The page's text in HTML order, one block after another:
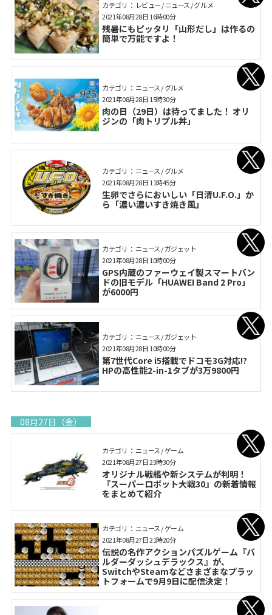
カテゴリ： レビュー / ニュース / グルメ
残暑にもピッタリ「山形だし」は作るの
簡単で万能ですよ！
2021年08月28日 16時00分
カテゴリ： ニュース / グルメ
肉の日（29日）は待ってました！ オリ
ジンの「肉トリプル丼」
2021年08月28日 15時30分
カテゴリ： ニュース / グルメ
生卵でさらにおいしい「日清U.F.O.」か
ら「濃い濃いすき焼き風」
2021年08月28日 11時45分
カテゴリ： ニュース / ガジェット
GPS内蔵のファーウェイ製スマートバン
ドの旧モデル「HUAWEI Band 2 Pro」
が6000円
2021年08月28日 10時00分
カテゴリ： ニュース / ガジェット
第7世代Core i5搭載でドコモ3G対応!?
HPの高性能2-in-1タブが3万9800円
2021年08月28日 10時00分
08月27日（金）
カテゴリ： ニュース / ゲーム
オリジナル戦艦や新システムが判明！
『スーパーロボット大戦30』の新着情報
をまとめて紹介
2021年08月27日 23時30分
カテゴリ： ニュース / ゲーム
伝説の名作アクションパズルゲーム『バ
ルダーダッシュデラックス』が、
SwitchやSteamなどさまざまなプラッ
トフォームで9月9日に配信決定！
2021年08月27日 21時20分